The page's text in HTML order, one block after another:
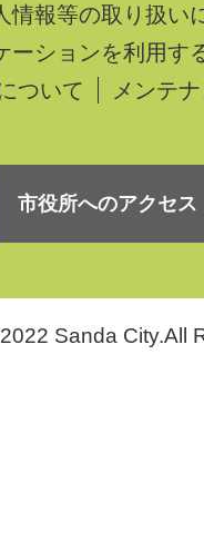
情報等の取り扱い
ーションを利用す
ついて
メンテ
市役所へのアクセス
Sanda City.All